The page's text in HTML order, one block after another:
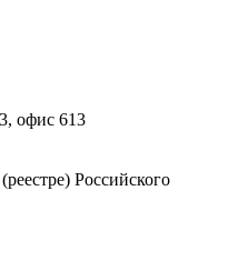
офис 613
Российского